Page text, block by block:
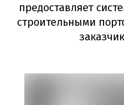
предоставляет
строительными